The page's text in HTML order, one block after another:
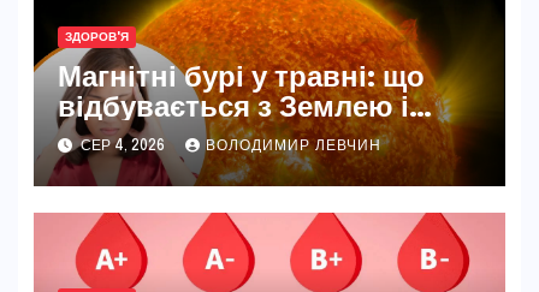
ЗДОРОВ'Я
Магнітні бурі у травні: що
відбувається з Землею і
нашим самопочуттям
СЕР 4, 2026 ВОЛОДИМИР ЛЕВЧИН